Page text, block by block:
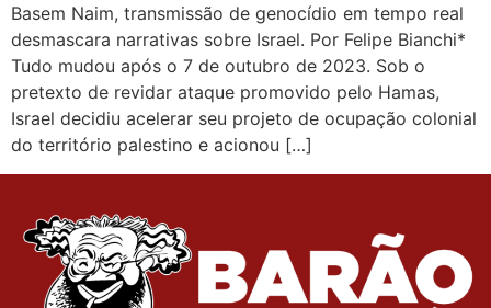
Basem Naim, transmissão de genocídio em tempo real
desmascara narrativas sobre Israel. Por Felipe Bianchi*
Tudo mudou após o 7 de outubro de 2023. Sob o
pretexto de revidar ataque promovido pelo Hamas,
Israel decidiu acelerar seu projeto de ocupação colonial
do território palestino e acionou […]